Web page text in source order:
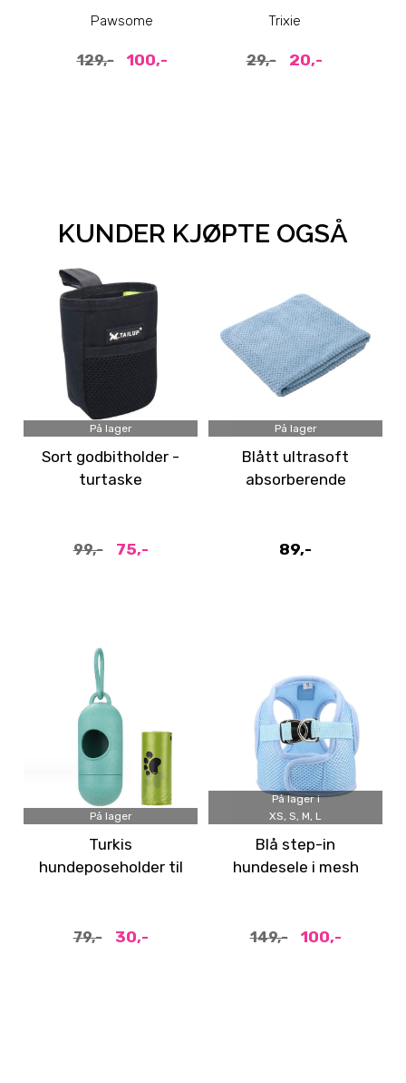
nedbrytbare
poser)
Pawsome
129,- 100,-
50g
Trixie
29,- 20,-
KUNDER KJØPTE OGSÅ
På lager
Sort godbitholder -
turtaske
99,- 75,-
På lager
Blått ultrasoft
absorberende
89,-
På lager
Turkis
hundeposeholder til
79,- 30,-
På lager i
XS, S, M, L
Blå step-in
hundesele i mesh
149,- 100,-